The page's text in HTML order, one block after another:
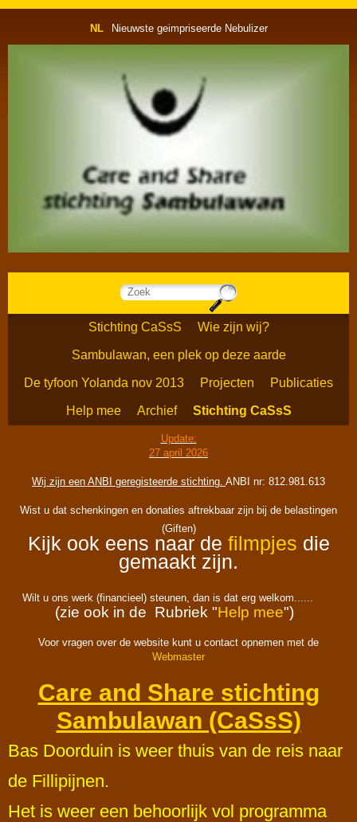
NL Nieuwste geimpriseerde Nebulizer
Stichting CaSsS Wie zijn wij?
Sambulawan, een plek op deze aarde
De tyfoon Yolanda nov 2013 Projecten Publicaties
Help mee Archief Stichting CaSsS
Update:
27 april 2026
Wij zijn een ANBI geregisteerde stichting. ANBI nr: 812.981.613
Wist u dat schenkingen en donaties aftrekbaar zijn bij de belastingen
(Giften)
Kijk ook eens naar de filmpjes die
gemaakt zijn.
Wilt u ons werk (financieel) steunen, dan is dat erg welkom......
(zie ook in de Rubriek "Help mee")
Voor vragen over de website kunt u contact opnemen met de
Webmaster
Care and Share stichting
Sambulawan (CaSsS)
Bas Doorduin is weer thuis van de reis naar
de Fillipijnen.
Het is weer een behoorlijk vol programma